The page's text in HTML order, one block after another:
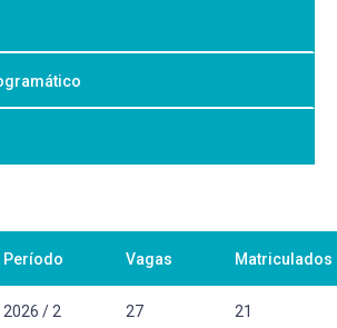
a para o desenvolvimento do projeto
editoriais, com ênfase em revistas e
a elaboração de soluções
Elementos do estilo tipográfico:
Cosac & Naify, 2008. 423 p.
com tipos: guia para designers,
e estudantes. São Paulo: Cosac &
Período Vagas Matriculados
2026 / 2 27 21